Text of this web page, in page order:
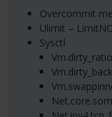
overcommit
ulimit –
sysctl
vm.dirty_ratio